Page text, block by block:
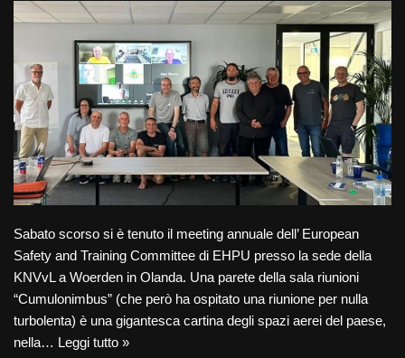
Sabato scorso si è tenuto il meeting annuale dell’ European
Safety and Training Committee di EHPU presso la sede della
KNVvL a Woerden in Olanda. Una parete della sala riunioni
“Cumulonimbus” (che però ha ospitato una riunione per nulla
turbolenta) è una gigantesca cartina degli spazi aerei del paese,
nella… Leggi tutto »